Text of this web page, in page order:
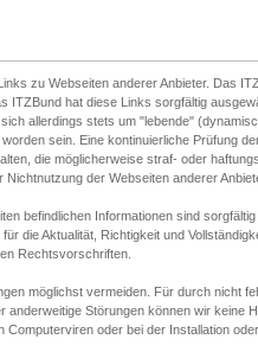
zu Webseiten anderer Anbieter. Das
ITZBund hat diese Links sorgfältig
allerdings stets um "lebende"
sein. Eine kontinuierliche Prüfung
die möglicherweise straf- oder
der Webseiten anderer
befindlichen Informationen sind
die Aktualität, Richtigkeit und
Rechtsvorschriften.
möglichst vermeiden. Für durch nicht
anderweitige Störungen können wir keine
Computerviren oder bei der Installation